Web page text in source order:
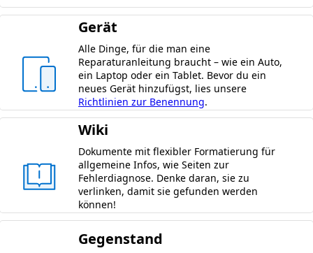
Gerät
Alle Dinge, für die man eine
Reparaturanleitung braucht – wie ein Auto,
ein Laptop oder ein Tablet. Bevor du ein
neues Gerät hinzufügst, lies unsere
Richtlinien zur Benennung.
Wiki
Dokumente mit flexibler Formatierung für
allgemeine Infos, wie Seiten zur
Fehlerdiagnose. Denke daran, sie zu
verlinken, damit sie gefunden werden
können!
Gegenstand